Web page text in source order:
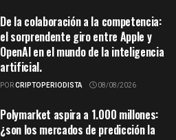
De la colaboración a la competencia:
el sorprendente giro entre Apple y
OpenAI en el mundo de la inteligencia
artificial.
PORCRIPTOPERIODISTA 08/08/2026
Polymarket aspira a 1.000 millones:
¿son los mercados de predicción la